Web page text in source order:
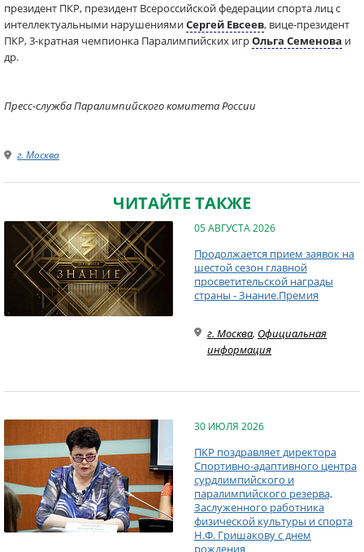
президент ПКР, президент Всероссийской федерации спорта лиц с
интеллектуальными нарушениямиСергей Евсеев, вице-президент
ПКР, 3-кратная чемпионка Паралимпийских игрОльга Семенова и
др.​
Пресс-служба Паралимпийского комитета России
г. Москва
ЧИТАЙТЕ ТАКЖЕ
05 АВГУСТА 2026
Продолжается прием заявок на
шестой сезон главной
просветительской награды
страны - Знание.Премия
г. Москва, Официальная
информация
30 ИЮЛЯ 2026
ПКР поздравляет директора
Спортивно-адаптивного центра
сурдлимпийского и
паралимпийского резерва,
Заслуженного работника
физической культуры и спорта
Н.Ф. Гришакову с днем
рождения